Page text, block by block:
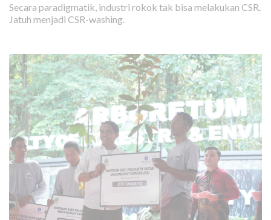
Secara paradigmatik, industri rokok tak bisa melakukan CSR.
Jatuh menjadi CSR-washing.